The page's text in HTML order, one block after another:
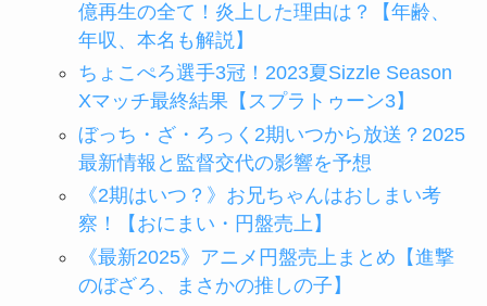
億再生の全て！炎上した理由は？【年齢、
年収、本名も解説】
ちょこぺろ選手3冠！2023夏Sizzle Season
Xマッチ最終結果【スプラトゥーン3】
ぼっち・ざ・ろっく2期いつから放送？2025
最新情報と監督交代の影響を予想
《2期はいつ？》お兄ちゃんはおしまい考
察！【おにまい・円盤売上】
《最新2025》アニメ円盤売上まとめ【進撃
のぼざろ、まさかの推しの子】